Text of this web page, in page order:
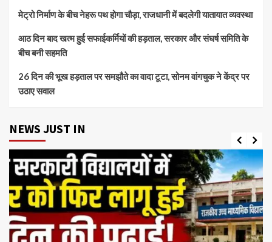
मेट्रो निर्माण के बीच नेहरू पथ होगा चौड़ा, राजधानी में बदलेगी यातायात व्यवस्था
आठ दिन बाद खत्म हुई सफाईकर्मियों की हड़ताल, सरकार और संघर्ष समिति के
बीच बनी सहमति
26 दिन की भूख हड़ताल पर समझौते का वादा टूटा, सोनम वांगचुक ने केंद्र पर
उठाए सवाल
NEWS JUST IN